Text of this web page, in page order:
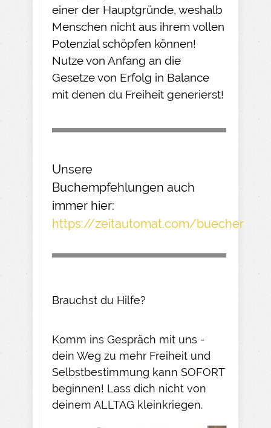
einer der Hauptgründe, weshalb
Menschen nicht aus ihrem vollen
Potenzial schöpfen können!
Nutze von Anfang an die
Gesetze von Erfolg in Balance
mit denen du Freiheit generierst!
Unsere
Buchempfehlungen auch
immer hier:
https://zeitautomat.com/buecher
Brauchst du Hilfe?
Komm ins Gespräch mit uns -
dein Weg zu mehr Freiheit und
Selbstbestimmung kann SOFORT
beginnen! Lass dich nicht von
deinem ALLTAG kleinkriegen.